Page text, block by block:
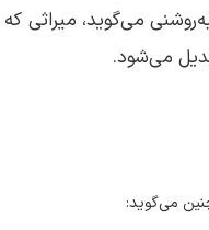
می‌گوید، میراثی که
می‌شود.
می‌گوید: